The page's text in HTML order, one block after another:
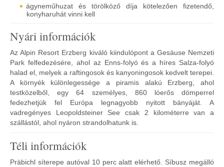
ágyneműhuzat és törölköző díja kötelezően fizetendő,
konyharuhát vinni kell
Nyári információk
Az Alpin Resort Erzberg kiváló kiindulópont a Gesäuse Nemzeti
Park felfedezésére, ahol az Enns-folyó és a híres Salza-folyó
halad el, melyek a raftingosok és kanyoningosok kedvelt terepei.
A környék különlegessége a piramis alakú Erzberg, ahol
testközelből, egy 64 személyes, 860 lóerős dömperrel
fedezhetjük fel Európa legnagyobb nyitott bányáját. A
vadregényes Leopoldsteiner See csak 2 kilométerre van a
szállástól, ahol nyáron strandolhatunk is.
Téli információk
Präbichl síterepe autóval 10 perc alatt elérhető. Síbusz megálló